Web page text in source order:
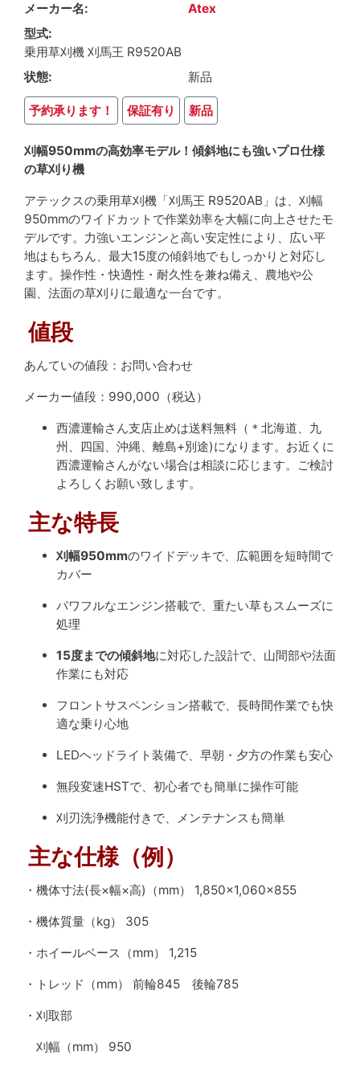
メーカー名
Atex
型式
乗用草刈機 刈馬王 R9520AB
状態
新品
予約承ります！ 保証有り 新品
刈幅950mmの高効率モデル！傾斜地にも強いプロ仕様
の草刈り機
アテックスの乗用草刈機「刈馬王 R9520AB」は、刈幅
950mmのワイドカットで作業効率を大幅に向上させたモ
デルです。力強いエンジンと高い安定性により、広い平
地はもちろん、最大15度の傾斜地でもしっかりと対応し
ます。操作性・快適性・耐久性を兼ね備え、農地や公
園、法面の草刈りに最適な一台です。
値段
あんていの値段：お問い合わせ
メーカー値段：990,000（税込）
西濃運輸さん支店止めは送料無料（＊北海道、九
州、四国、沖縄、離島+別途)になります。お近くに
西濃運輸さんがない場合は相談に応じます。ご検討
よろしくお願い致します。
主な特長
刈幅950mmのワイドデッキで、広範囲を短時間で
カバー
パワフルなエンジン搭載で、重たい草もスムーズに
処理
15度までの傾斜地に対応した設計で、山間部や法面
作業にも対応
フロントサスペンション搭載で、長時間作業でも快
適な乗り心地
LEDヘッドライト装備で、早朝・夕方の作業も安心
無段変速HSTで、初心者でも簡単に操作可能
刈刃洗浄機能付きで、メンテナンスも簡単
主な仕様（例）
・機体寸法(長×幅×高)（mm） 1,850×1,060×855
・機体質量（kg） 305
・ホイールベース（mm） 1,215
・トレッド（mm） 前輪845 後輪785
・刈取部
刈幅（mm） 950